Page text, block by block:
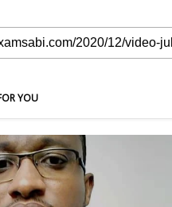
YOU